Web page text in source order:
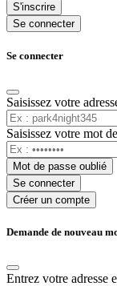
S'inscrire
Se connecter
Se connecter
Saisissez votre
Saisissez votre mot
Mot de passe oublié
Se connecter
Créer un compte
Demande de nouveau
Entrez votre adresse